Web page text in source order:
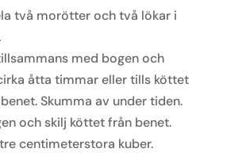
två morötter och två lökar i
med bogen och
åtta timmar eller tills köttet
Skumma av under tiden.
och skilj köttet från benet.
centimeterstora kuber.